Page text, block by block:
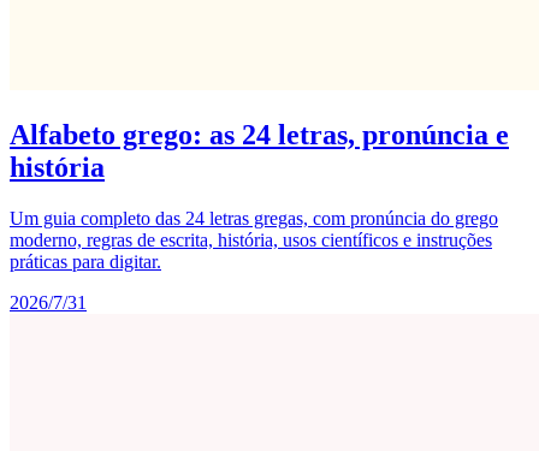
Alfabeto grego: as 24 letras, pronúncia e
história
Um guia completo das 24 letras gregas, com pronúncia do grego
moderno, regras de escrita, história, usos científicos e instruções
práticas para digitar.
2026/7/31